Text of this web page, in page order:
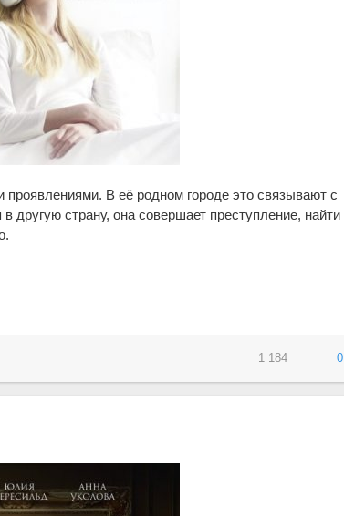
В её родном городе это связывают с
другую страну, она совершает преступление, найти
1 184 0